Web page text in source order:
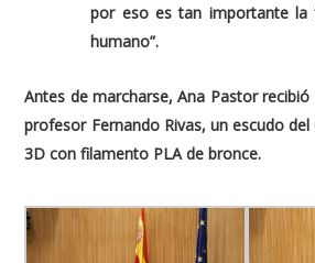
por eso es tan importante la
humano”.
Antes de marcharse, Ana Pastor
profesor Fernando Rivas, un escudo
3D con filamento PLA de bronce.